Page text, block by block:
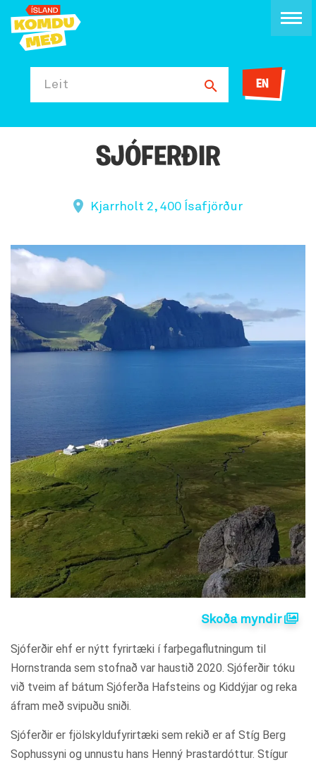
Leit EN
SJÓFERÐIR
Kjarrholt 2, 400 Ísafjörður
Skoða myndir
Sjóferðir ehf er nýtt fyrirtæki í farþegaflutningum til
Hornstranda sem stofnað var haustið 2020. Sjóferðir tóku
við tveim af bátum Sjóferða Hafsteins og Kiddýjar og reka
áfram með svipuðu sniði.
Sjóferðir er fjölskyldufyrirtæki sem rekið er af Stíg Berg
Sophussyni og unnustu hans Henný Þrastardóttur. Stígur